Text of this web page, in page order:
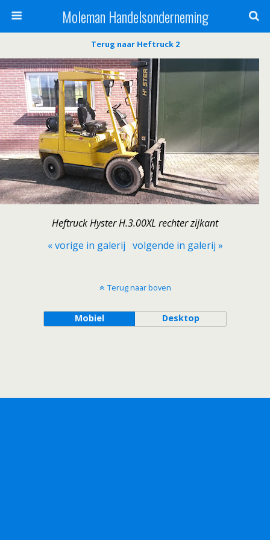
Moleman Handelsonderneming
Terug naar Heftruck 2
Heftruck Hyster H.3.00XL rechter zijkant
« vorige in galerij volgende in galerij »
Terug naar boven
Mobiel Desktop